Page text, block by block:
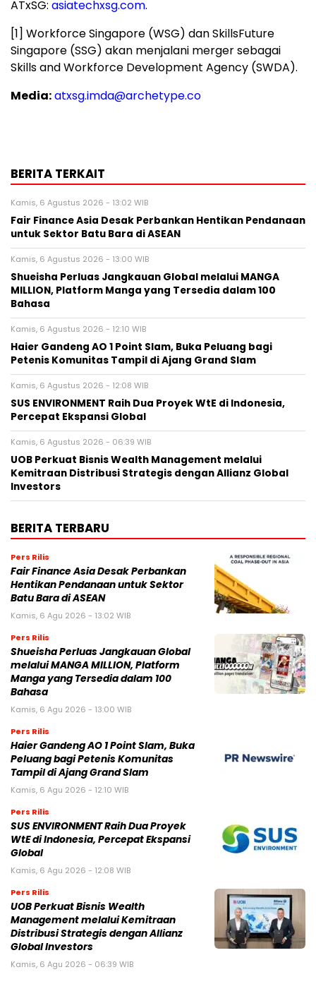
ATxSG: asiatechxsg.com.
[1] Workforce Singapore (WSG) dan SkillsFuture
Singapore (SSG) akan menjalani merger sebagai
Skills and Workforce Development Agency (SWDA).
Media:atxsg.imda@archetype.co
BERITA TERKAIT
Kamis, 6 Agustus 2026 - 13:02 WIB
Fair Finance Asia Desak Perbankan Hentikan Pendanaan
untuk Sektor Batu Bara di ASEAN
Kamis, 6 Agustus 2026 - 13:00 WIB
Shueisha Perluas Jangkauan Global melalui MANGA
MILLION, Platform Manga yang Tersedia dalam 100
Bahasa
Kamis, 6 Agustus 2026 - 12:10 WIB
Haier Gandeng AO 1 Point Slam, Buka Peluang bagi
Petenis Komunitas Tampil di Ajang Grand Slam
Kamis, 6 Agustus 2026 - 12:08 WIB
SUS ENVIRONMENT Raih Dua Proyek WtE di Indonesia,
Percepat Ekspansi Global
Kamis, 6 Agustus 2026 - 06:39 WIB
UOB Perkuat Bisnis Wealth Management melalui
Kemitraan Distribusi Strategis dengan Allianz Global
Investors
BERITA TERBARU
Pers Rilis
Fair Finance Asia Desak Perbankan
Hentikan Pendanaan untuk Sektor
Batu Bara di ASEAN
Kamis, 6 Agu 2026 - 13:02 WIB
Pers Rilis
Shueisha Perluas Jangkauan Global
melalui MANGA MILLION, Platform
Manga yang Tersedia dalam 100
Bahasa
Kamis, 6 Agu 2026 - 13:00 WIB
Pers Rilis
Haier Gandeng AO 1 Point Slam, Buka
Peluang bagi Petenis Komunitas
Tampil di Ajang Grand Slam
Kamis, 6 Agu 2026 - 12:10 WIB
Pers Rilis
SUS ENVIRONMENT Raih Dua Proyek
WtE di Indonesia, Percepat Ekspansi
Global
Kamis, 6 Agu 2026 - 12:08 WIB
Pers Rilis
UOB Perkuat Bisnis Wealth
Management melalui Kemitraan
Distribusi Strategis dengan Allianz
Global Investors
Kamis, 6 Agu 2026 - 06:39 WIB